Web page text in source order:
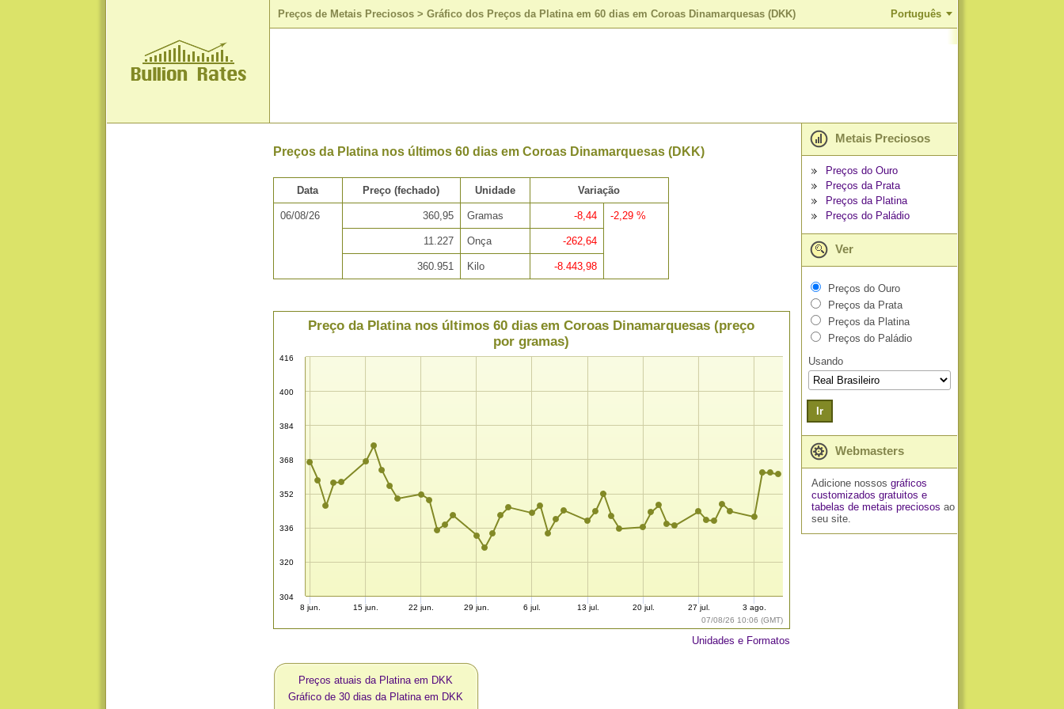
Preços de Metais Preciosos > Gráfico dos Preços da Platina em 60 dias em Coroas Dinamarquesas (DKK) Português
Preços da Platina nos últimos 60 dias em Coroas Dinamarquesas (DKK)
Data Preço (fechado) Unidade Variação
06/08/26 360,95 Gramas -8,44 -2,29 %
11.227 Onça -262,64
360.951 Kilo -8.443,98
07/08/26 10:06 (GMT)
Preço da Platina nos últimos 60 dias em Coroas Dinamarquesas (preço
por gramas)
304
320
336
352
368
384
400
416
8 jun. 15 jun. 22 jun. 29 jun. 6 jul. 13 jul. 20 jul. 27 jul. 3 ago.
Unidades e Formatos
Preços atuais da Platina em DKK
Gráfico de 30 dias da Platina em DKK
Metais Preciosos
Preços do Ouro
Preços da Prata
Preços da Platina
Preços do Paládio
Ver
Preços do Ouro
Preços da Prata
Preços da Platina
Preços do Paládio
Usando
Ir
Webmasters
Adicione nossos gráficos
customizados gratuitos e
tabelas de metais preciosos ao
seu site.